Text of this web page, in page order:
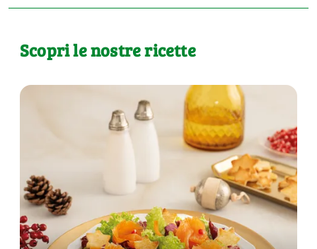
Scopri le nostre ricette